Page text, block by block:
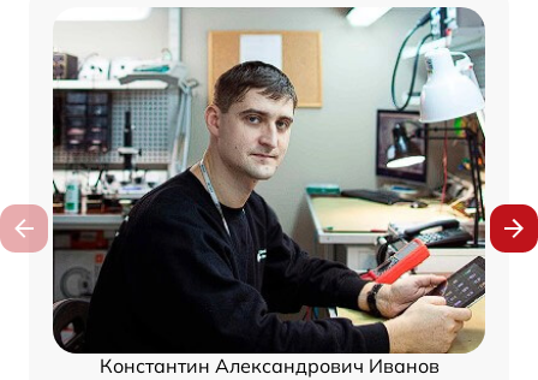
Константин Александрович Иванов